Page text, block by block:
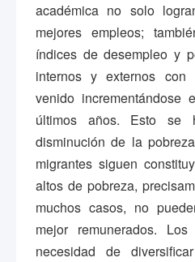
académica no solo
mejores empleos;
índices de desempleo y
internos y externos con
venido incrementándose
últimos años. Esto se
disminución de la
migrantes siguen
altos de pobreza,
muchos casos, no
mejor remunerados.
necesidad de